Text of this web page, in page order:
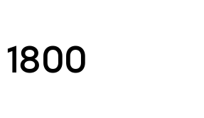
1800